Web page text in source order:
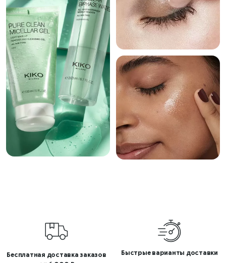
Бесплатная доставка заказов
Быстрые варианты доставки